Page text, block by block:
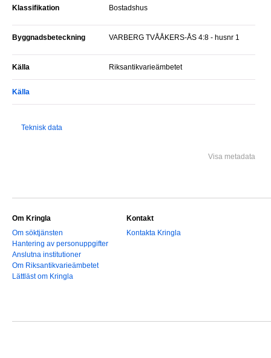
Klassifikation Bostadshus
Byggnadsbeteckning VARBERG TVÅÅKERS-ÅS 4:8 - husnr 1
Källa Riksantikvarieämbetet
Källa
Teknisk data
Visa metadata
Om Kringla
Om söktjänsten
Hantering av personuppgifter
Anslutna institutioner
Om Riksantikvarieämbetet
Lättläst om Kringla
Kontakt
Kontakta Kringla